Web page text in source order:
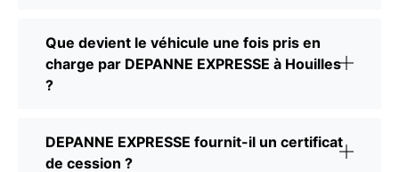
Que devient le véhicule une fois pris en
charge par DEPANNE EXPRESSE à Houilles
?
DEPANNE EXPRESSE fournit-il un certificat
de cession ?